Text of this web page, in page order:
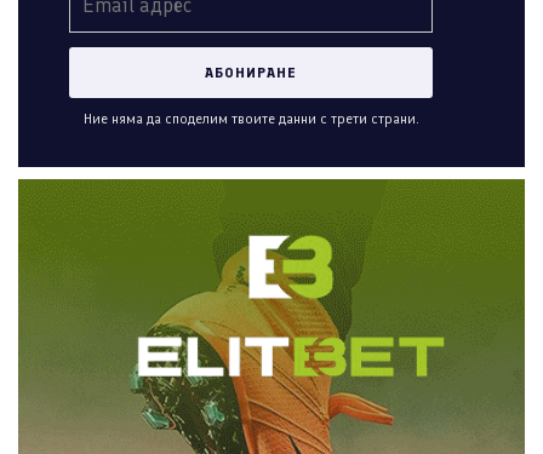
Ние няма да споделим твоите данни с трети страни.